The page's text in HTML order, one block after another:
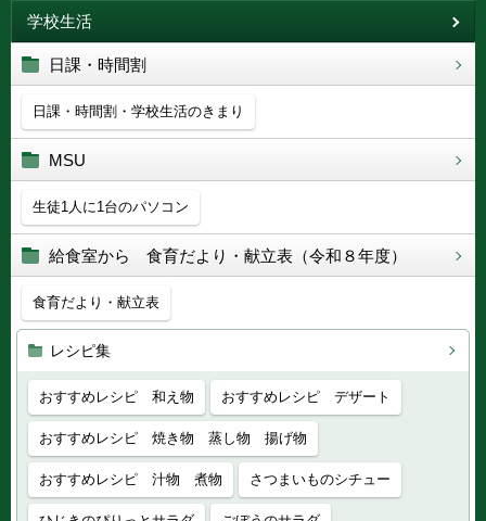
学校生活
日課・時間割
日課・時間割・学校生活のきまり
MSU
生徒1人に1台のパソコン
給食室から 食育だより・献立表（令和８年度）
食育だより・献立表
レシピ集
おすすめレシピ 和え物 おすすめレシピ デザート
おすすめレシピ 焼き物 蒸し物 揚げ物
おすすめレシピ 汁物 煮物 さつまいものシチュー